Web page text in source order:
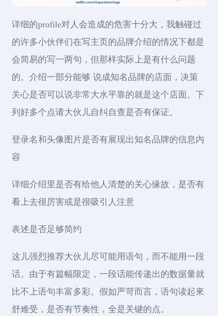
详细的profile对人会造成的危害十分大，我触碰过
的许多小伙伴们在写主页的品牌介绍的情况下都是
会简易的写一两句，但那样实际上是有什么问题
的。介绍一部分能够 说成知名品牌的店面，决策
关心是否可以说非常大水平靠的就是这个店面。下
列好多个点请大伙儿自纠自查是否有保证。
登录名和头像图片是否有展现出知名品牌的信息内
容
详细介绍里是否有给他人清楚的关心缘故，是否有
看上去很厉害或是很吸引人注意
表述是否足够简约
这儿强烈推荐大伙儿尽可能用语句，而不能用一段
话。由于有篇幅限定，一段话能传递出的数据量就
比不上语句丰富多彩。假如严苛而言，语句读起來
舒难受，是否有节奏性，全是关键的点。